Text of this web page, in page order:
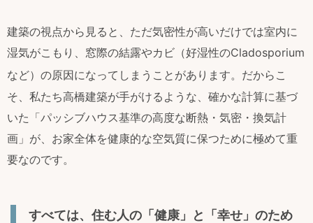
建築の視点から見ると、ただ気密性が高いだけでは室内に
湿気がこもり、窓際の結露やカビ（好湿性のCladosporium
など）の原因になってしまうことがあります。だからこ
そ、私たち高橋建築が手がけるような、確かな計算に基づ
いた「パッシブハウス基準の高度な断熱・気密・換気計
画」が、お家全体を健康的な空気質に保つために極めて重
要なのです。
すべては、住む人の「健康」と「幸せ」のため